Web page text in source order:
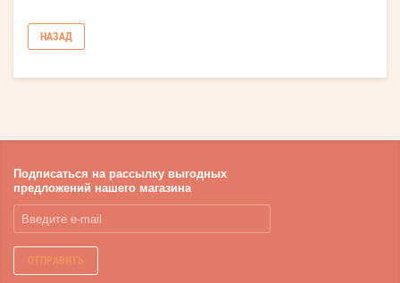
НАЗАД
Подписаться на рассылку выгодных
предложений нашего магазина